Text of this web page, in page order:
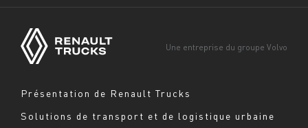
Europe
Navigation
footer
Présentation de Renault Trucks
Solutions de transport et de logistique urbaine
Une entreprise du groupe Volvo